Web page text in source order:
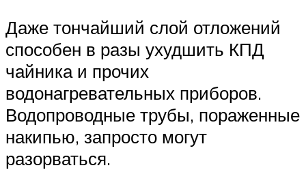
Даже тончайший слой отложений
способен в разы ухудшить КПД
чайника и прочих
водонагревательных приборов.
Водопроводные трубы, пораженные
накипью, запросто могут
разорваться.